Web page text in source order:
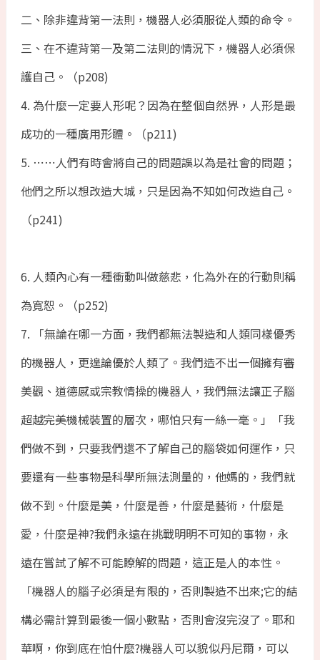
二、除非違背第一法則，機器人必須服從人類的命令。
三、在不違背第一及第二法則的情況下，機器人必須保
護自己。（p208)
4. 為什麼一定要人形呢？因為在整個自然界，人形是最
成功的一種廣用形體。（p211)
5. ⋯⋯人們有時會將自己的問題誤以為是社會的問題；
他們之所以想改造大城，只是因為不知如何改造自己。
（p241)
6. 人類內心有一種衝動叫做慈悲，化為外在的行動則稱
為寬恕。（p252)
7. 「無論在哪一方面，我們都無法製造和人類同樣優秀
的機器人，更遑論優於人類了。我們造不出一個擁有審
美觀、道德感或宗教情操的機器人，我們無法讓正子腦
超越完美機械裝置的層次，哪怕只有一絲一毫。」「我
們做不到，只要我們還不了解自己的腦袋如何運作，只
要還有一些事物是科學所無法測量的，他媽的，我們就
做不到。什麼是美，什麼是善，什麼是藝術，什麼是
愛，什麼是神?我們永遠在挑戰明明不可知的事物，永
遠在嘗試了解不可能瞭解的問題，這正是人的本性。
「機器人的腦子必須是有限的，否則製造不出來;它的結
構必需計算到最後一個小數點，否則會沒完沒了。耶和
華啊，你到底在怕什麼?機器人可以貌似丹尼爾，可以